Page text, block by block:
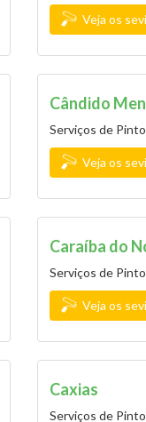
Veja os
Cândido
Serviços de
Veja os
Caraíba do
Serviços de
Veja os
Caxias
Serviços de